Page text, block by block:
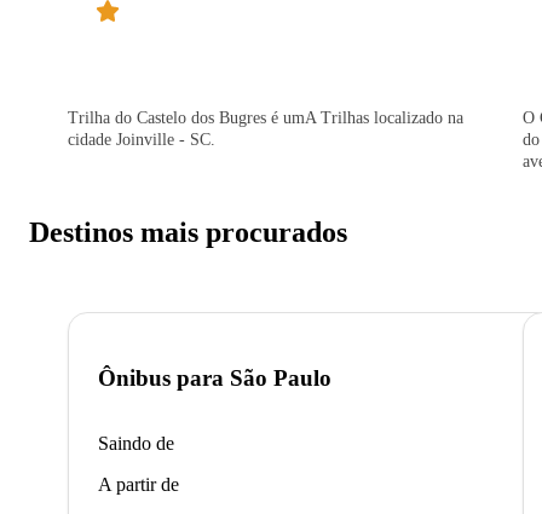
Trilha do Castelo dos Bugres é umA Trilhas localizado na
cidade Joinville - SC.
O
Destinos mais procurados
Ônibus para São Paulo
Saindo de
A partir de